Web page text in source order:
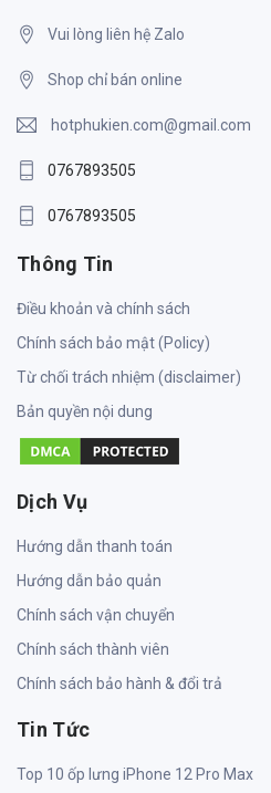
Vui lòng liên hệ Zalo
Shop chỉ bán online
hotphukien.com@gmail.com
0767893505
0767893505
Thông Tin
Điều khoản và chính sách
Chính sách bảo mật (Policy)
Từ chối trách nhiệm (disclaimer)
Bản quyền nội dung
Dịch Vụ
Hướng dẫn thanh toán
Hướng dẫn bảo quản
Chính sách vận chuyển
Chính sách thành viên
Chính sách bảo hành & đổi trả
Tin Tức
Top 10 ốp lưng iPhone 12 Pro Max